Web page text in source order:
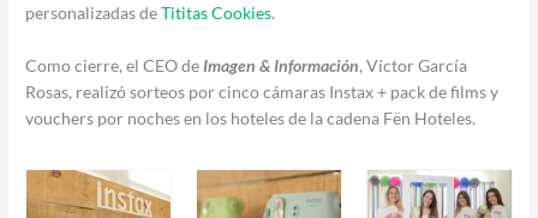
personalizadas deTititas Cookies.
Como cierre, el CEO de Imagen & Información, Víctor García
Rosas, realizó sorteos por cinco cámaras Instax + pack de films y
vouchers por noches en los hoteles de la cadena Fën Hoteles.